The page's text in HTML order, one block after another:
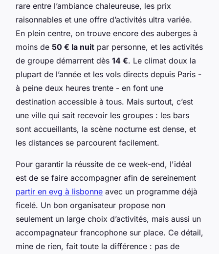
rare entre l’ambiance chaleureuse, les prix
raisonnables et une offre d’activités ultra variée.
En plein centre, on trouve encore des auberges à
moins de 50 € la nuit par personne, et les activités
de groupe démarrent dès 14 €. Le climat doux la
plupart de l’année et les vols directs depuis Paris -
à peine deux heures trente - en font une
destination accessible à tous. Mais surtout, c’est
une ville qui sait recevoir les groupes : les bars
sont accueillants, la scène nocturne est dense, et
les distances se parcourent facilement.
Pour garantir la réussite de ce week-end, l'idéal
est de se faire accompagner afin de sereinement
partir en evg à lisbonne avec un programme déjà
ficelé. Un bon organisateur propose non
seulement un large choix d’activités, mais aussi un
accompagnateur francophone sur place. Ce détail,
mine de rien, fait toute la différence : pas de